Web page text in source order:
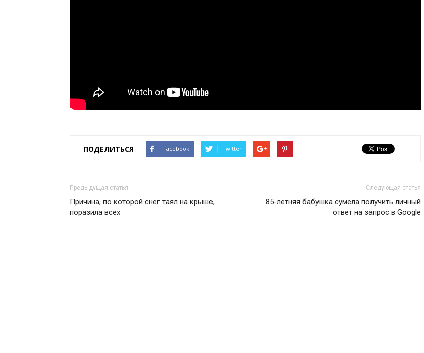
ПОДЕЛИТЬСЯ Facebook Twitter
Предыдущая статья
Причина, по которой снег таял на крыше,
поразила всех
Следующая статья
85-летняя бабушка сумела получить личный
ответ на запрос в Google